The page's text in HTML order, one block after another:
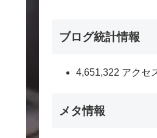
ブログ統計情報
4,651,322 アクセ
メタ情報